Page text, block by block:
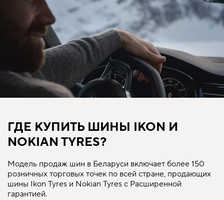
ГДЕ КУПИТЬ ШИНЫ IKON И
NOKIAN TYRES?
Модель продаж шин в Беларуси включает более 150
розничных торговых точек по всей стране, продающих
шины Ikon Tyres и Nokian Tyres с Расширенной
гарантией.